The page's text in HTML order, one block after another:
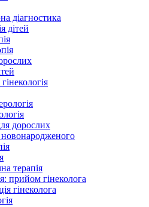
діагностика
дітей
дорослих
терапія
прийом гінеколога
гінеколога